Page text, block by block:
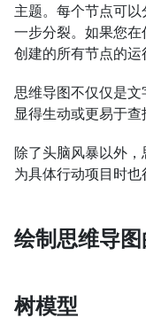
主题。每个节点可
一步分裂。如果您
创建的所有节点的运
思维导图不仅仅是
显得生动或更易于查
除了头脑风暴以外
为具体行动项目时也
绘制思维导
树模型